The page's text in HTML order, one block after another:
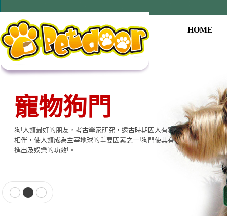
HOME
寵物用品系列
本公司提供寵物專用相關產品，貓門、狗門、餵食器、
飲水器、寵物專用電子產品…等至尊的品質，大眾的價
格適合各種寵物使用。